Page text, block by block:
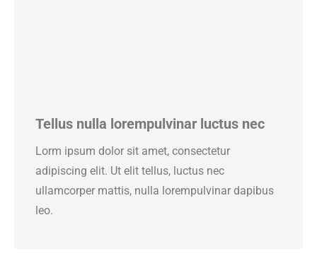
Tellus nulla lorempulvinar luctus nec
Lorm ipsum dolor sit amet, consectetur
adipiscing elit. Ut elit tellus, luctus nec
ullamcorper mattis, nulla lorempulvinar dapibus
leo.